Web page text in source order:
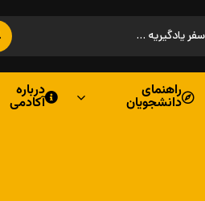
راهنمای
دانشجویان
درباره
آکادمی